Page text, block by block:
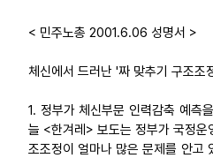
< 민주노총 2001.6.06 성명서 >
체신에서 드러난 '짜 맞추기 구조조
1. 정부가 체신부문 인력감축 예측
늘 <한겨레> 보도는 정부가 국정운
조조정이 얼마나 많은 문제를 안고
노동상담
부설기관